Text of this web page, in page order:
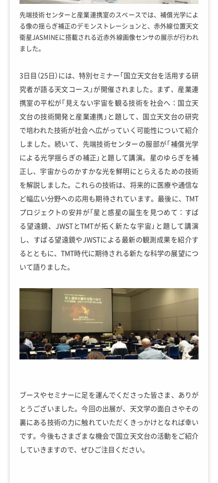
先端技術センターと産業連携室のスペースでは、補償光学によ
る像の揺らぎ補正のデモンストレーションと、赤外線位置天文
衛星JASMINEに搭載される近赤外線画像センサの展示が行われ
ました。
3日目（25日）には、特別セミナー「国立天文台を活用する研
究者が語る天文コース」が開催されました。まず、産業連
携室の平松が「見えない宇宙を観る技術を社会へ：国立天
文台の技術開発と産業連携」と題して、国立天文台の研究
で培われた技術が社会へ広がっていく可能性について紹介
しました。続いて、先端技術センターの服部が「補償光学
による光学揺らぎの補正」と題して講演。星のゆらぎを補
正し、宇宙からのかすかな光を鮮明にとらえるための技術
を解説しました。これらの技術は、将来的に医療や通信な
ど幅広い分野への応用も期待されています。最後に、TMT
プロジェクトの安井が「星と惑星の誕生を見つめて：すば
る望遠鏡、JWSTとTMTが拓く新たな宇宙」と題して講演
し、すばる望遠鏡やJWSTによる最新の観測成果を紹介す
るとともに、TMT時代に期待される新たな科学の展望につ
いて語りました。
ブースやセミナーに足を運んでくださった皆さま、ありが
とうございました。今回の出展が、天文学の面白さやその
裏にある技術の力に触れていただくきっかけとなれば幸い
です。今後もさまざまな機会で国立天文台の活動をご紹介
していきますので、ぜひご注目ください。